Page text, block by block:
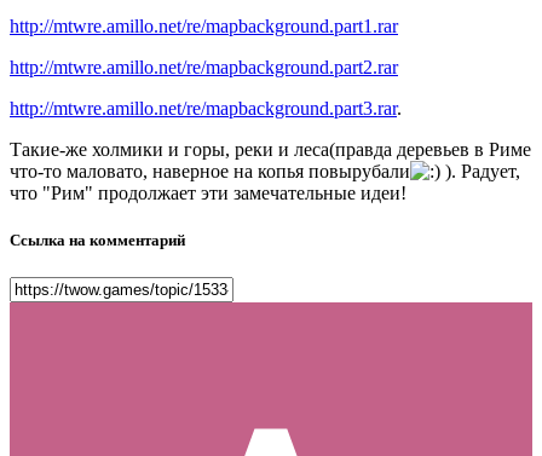
http://mtwre.amillo.net/re/mapbackground.part1.rar
http://mtwre.amillo.net/re/mapbackground.part2.rar
http://mtwre.amillo.net/re/mapbackground.part3.rar.
Такие-же холмики и горы, реки и леса(правда деревьев в Риме
что-то маловато, наверное на копья повырубали
). Радует,
что "Рим" продолжает эти замечательные идеи!
Ссылка на комментарий